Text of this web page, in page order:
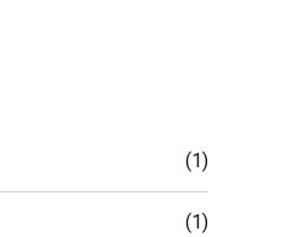
(1)
(1)